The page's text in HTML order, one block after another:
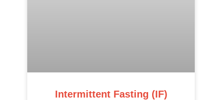
Intermittent Fasting (IF)